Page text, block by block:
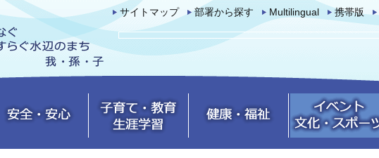
サイトマップ 部署から探す Multilingual 携帯版